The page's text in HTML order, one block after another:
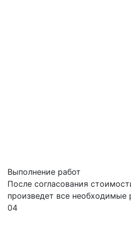
Выполнение работ
После согласования
произведет все необходимые
04